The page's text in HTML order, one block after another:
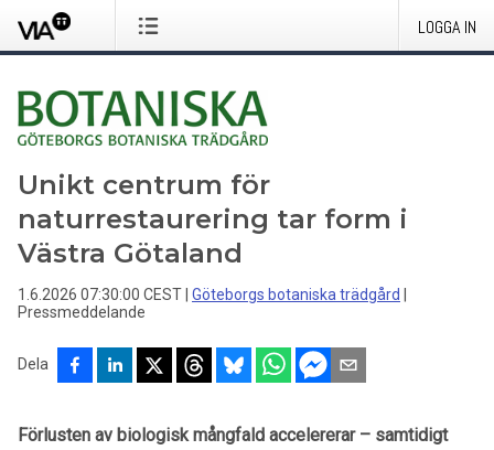
LOGGA IN
Unikt centrum för
naturrestaurering tar form i
Västra Götaland
1.6.2026 07:30:00 CEST Göteborgs botaniska trädgård
Pressmeddelande
Dela
Förlusten av biologisk mångfald accelererar – samtidigt